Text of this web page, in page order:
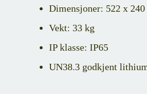
Dimensjoner: 522 x
Vekt: 33 kg
IP klasse: IP65
UN38.3 godkjent